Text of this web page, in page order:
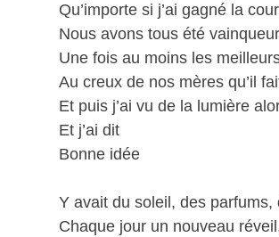
Qu’importe si j’ai gagné la
Nous avons tous été
Une fois au moins les
Au creux de nos mères qu’il
Et puis j’ai vu de la lumière
Et j’ai dit
Bonne idée
Y avait du soleil, des parfums,
Chaque jour un nouveau